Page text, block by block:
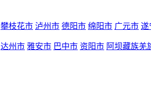
攀枝花市 泸州市 德阳市 绵阳市 广元市 遂
达州市 雅安市 巴中市 资阳市 阿坝藏族羌